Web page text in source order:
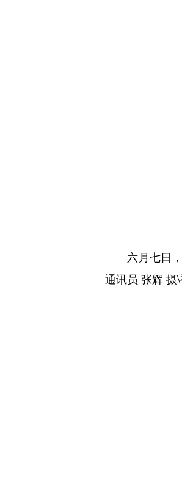
六月七日，
通讯员 张辉 摄